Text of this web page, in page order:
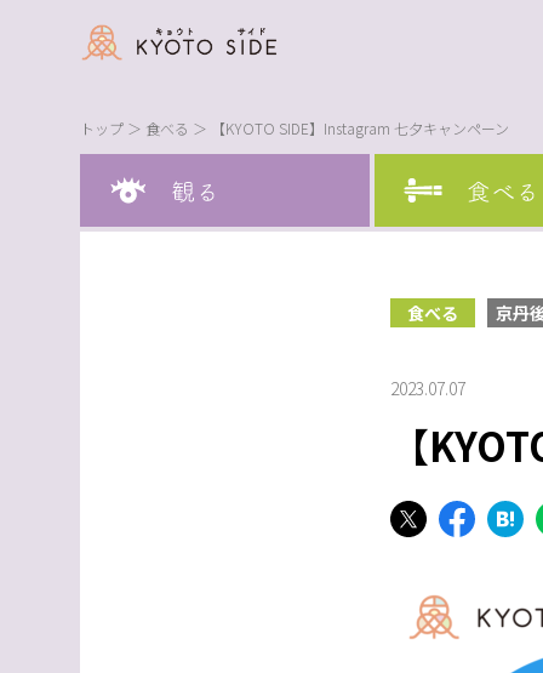
トップ ＞ 食べる ＞ 【KYOTO SIDE】Instagram 七夕キャンペーン
食べる 京丹
2023.07.07
【